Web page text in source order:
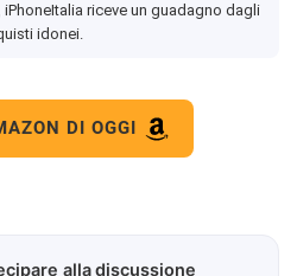
riceve un guadagno dagli
idonei.
DI OGGI
alla discussione